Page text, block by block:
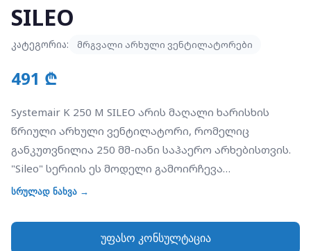
SILEO
კატეგორია: მრგვალი არხული ვენტილატორები
491 ₾
Systemair K 250 M SILEO არის მაღალი ხარისხის
წრიული არხული ვენტილატორი, რომელიც
განკუთვნილია 250 მმ-იანი საჰაერო არხებისთვის.
"Sileo" სერიის ეს მოდელი გამოირჩევა
ოპტიმიზებული აეროდინამიკით, რაც
ენერგოეფექტურობას. კორპუსი დამზადებულია
გალვანიზებული ფოლადისგან და არის სრულად
სრულად ნახვა →
უფასო კონსულტაცია